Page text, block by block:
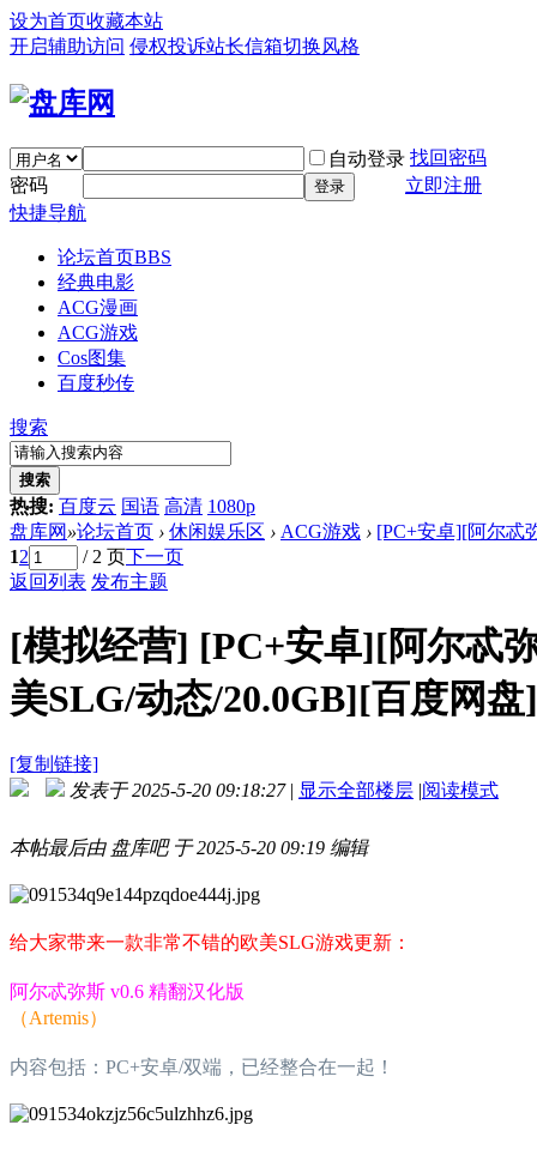
设为首页收藏本站
开启辅助访问 侵权投诉站长信箱切换风格
自动登录 找回密码
密码
登录
立即注册
快捷导航
论坛首页BBS
经典电影
ACG漫画
ACG游戏
Cos图集
百度秒传
搜索
搜索
热搜: 百度云 国语 高清 1080p
盘库网 »论坛首页 › 休闲娱乐区 › ACG游戏 › [PC+安卓][阿尔忒
12 / 2 页下一页
返回列表 发布主题
[模拟经营] [PC+安卓][阿尔忒
美SLG/动态/20.0GB][百度网盘]
[复制链接]
发表于 2025-5-20 09:18:27 | 显示全部楼层 |阅读模式
本帖最后由 盘库吧 于 2025-5-20 09:19 编辑
给大家带来一款非常不错的欧美SLG游戏更新：
阿尔忒弥斯 v0.6 精翻汉化版
（Artemis）
内容包括：PC+安卓/双端，已经整合在一起！